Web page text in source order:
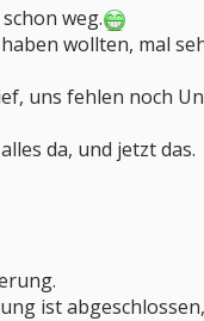
weg.
wollten, mal
uns fehlen noch
da, und jetzt das.
ist